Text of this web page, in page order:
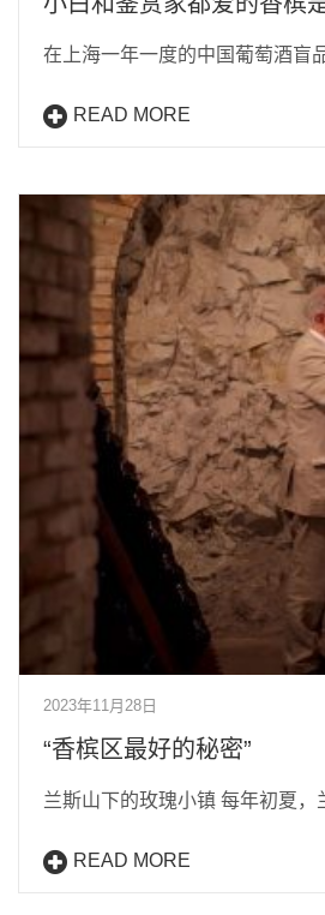
在上海一年一度的中国葡萄酒盲
READ MORE
2023年11月28日
“香槟区最好的秘密”
兰斯山下的玫瑰小镇 每年初夏
READ MORE